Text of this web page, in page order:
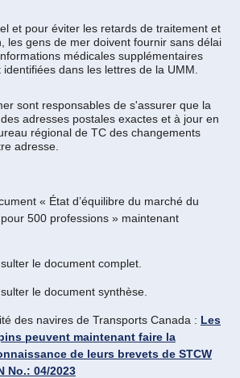
et pour éviter les retards de traitement et
les gens de mer doivent fournir sans délai
médicales supplémentaires
dans les lettres de la UMM.
sont responsables de s'assurer que la
adresses postales exactes et à jour en
régional de TC des changements
adresse.
« État d’équilibre du marché du
500 professions » maintenant
le document complet.
le document synthèse.
des navires de Transports Canada : Les
peuvent maintenant faire la
de leurs brevets de STCW
No.: 04/2023